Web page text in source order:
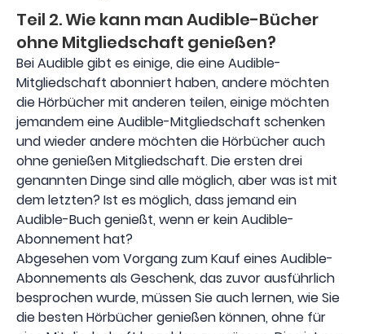
Teil 2. Wie kann man Audible-Bücher
ohne Mitgliedschaft genießen?
Bei Audible gibt es einige, die eine Audible-
Mitgliedschaft abonniert haben, andere möchten
die Hörbücher mit anderen teilen, einige möchten
jemandem eine Audible-Mitgliedschaft schenken
und wieder andere möchten die Hörbücher auch
ohne genießen Mitgliedschaft. Die ersten drei
genannten Dinge sind alle möglich, aber was ist mit
dem letzten? Ist es möglich, dass jemand ein
Audible-Buch genießt, wenn er kein Audible-
Abonnement hat?
Abgesehen vom Vorgang zum Kauf eines Audible-
Abonnements als Geschenk, das zuvor ausführlich
besprochen wurde, müssen Sie auch lernen, wie Sie
die besten Hörbücher genießen können, ohne für